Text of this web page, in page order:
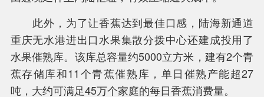
此外，为了让香蕉达到最佳口感，陆海新通道
重庆无水港进出口水果集散分拨中心还建成投用了
水果催熟库。该库总容量约5000立方米，建有2个青
蕉存储库和11个青蕉催熟库，单日催熟产能超27
吨，大约可满足45万个家庭的每日香蕉消费量。